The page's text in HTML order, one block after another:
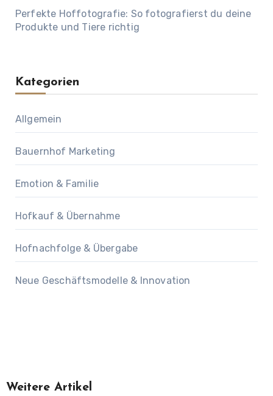
Perfekte Hoffotografie: So fotografierst du deine
Produkte und Tiere richtig
Kategorien
Allgemein
Bauernhof Marketing
Emotion & Familie
Hofkauf & Übernahme
Hofnachfolge & Übergabe
Neue Geschäftsmodelle & Innovation
Weitere Artikel